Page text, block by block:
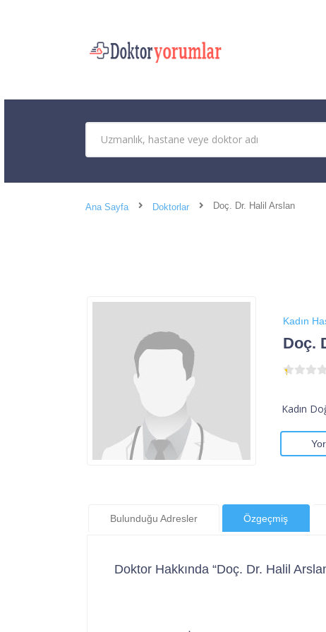
Ana Sayfa Doktorlar Doç. Dr. Halil Arslan
Kadın
Doç.
Kadın
Bulunduğu Adresler Özgeçmiş
Doktor Hakkında “Doç. Dr. Halil